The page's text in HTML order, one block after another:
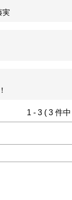
実
1 - 3 ( 3 件